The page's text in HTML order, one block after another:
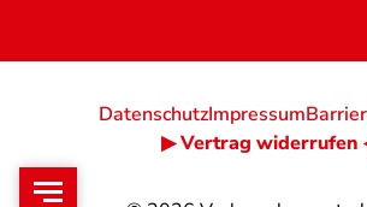
DatenschutzImpressum
▶ Vertrag widerrufen